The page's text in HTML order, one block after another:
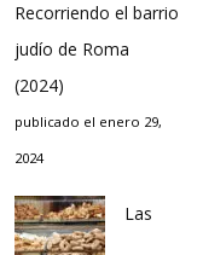
Recorriendo el barrio
judío de Roma
(2024)
publicado el enero 29,
2024
Las